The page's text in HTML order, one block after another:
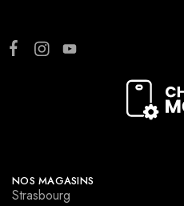
NOS MAGASINS
Strasbourg